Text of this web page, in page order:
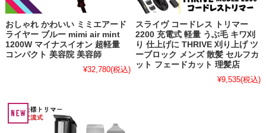
おしゃれ かわいい ミミエアード
ライヤー ブルー mimi air mint
1200W マイナスイオン 超軽量
コンパクト 美容院 美容師
¥32,780(税込)
スライヴ コードレス トリマー
2200 充電式 軽量 うぶ毛 キワ刈
り 仕上げに THRIVE 刈り上げ ツ
ーブロック メンズ 散髪 セルフカ
ット フェードカット 理髪店
¥9,535(税込)